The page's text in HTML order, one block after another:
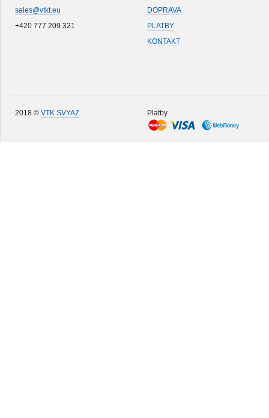
sales@vtkt.eu
+420 777 209 321
DOPRAVA
PLATBY
KONTAKT
2018 © VTK SVYAZ Platby